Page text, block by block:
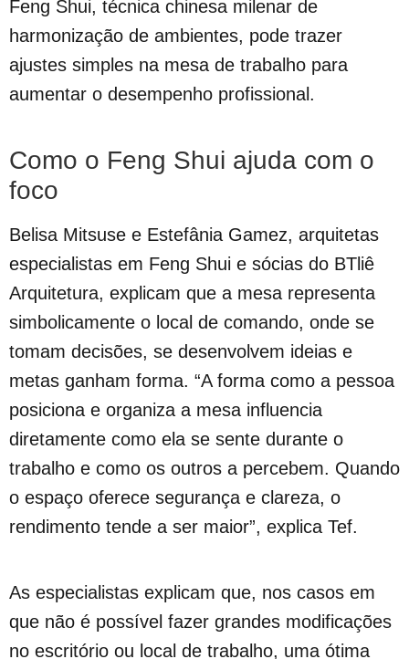
Feng Shui, técnica chinesa milenar de
harmonização de ambientes, pode trazer
ajustes simples na mesa de trabalho para
aumentar o desempenho profissional.
Como o Feng Shui ajuda com o
foco
Belisa Mitsuse e Estefânia Gamez, arquitetas
especialistas em Feng Shui e sócias do BTliê
Arquitetura, explicam que a mesa representa
simbolicamente o local de comando, onde se
tomam decisões, se desenvolvem ideias e
metas ganham forma. “A forma como a pessoa
posiciona e organiza a mesa influencia
diretamente como ela se sente durante o
trabalho e como os outros a percebem. Quando
o espaço oferece segurança e clareza, o
rendimento tende a ser maior”, explica Tef.
As especialistas explicam que, nos casos em
que não é possível fazer grandes modificações
no escritório ou local de trabalho, uma ótima